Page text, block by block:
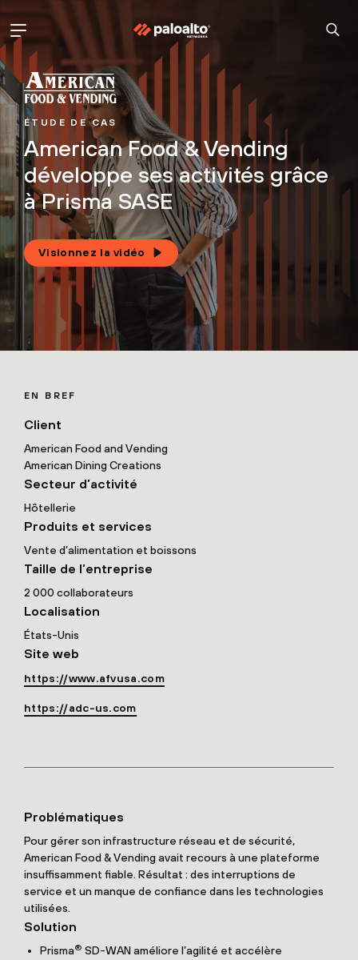
ÉTUDE DE CAS
American Food & Vending
développe ses activités grâce
à Prisma SASE
Visionnez la vidéo
EN BREF
Client
American Food and Vending
American Dining Creations
Secteur d’activité
Hôtellerie
Produits et services
Vente d’alimentation et boissons
Taille de l’entreprise
2 000 collaborateurs
Localisation
États-Unis
Site web
https://www.afvusa.com
https://adc-us.com
Problématiques
Pour gérer son infrastructure réseau et de sécurité,
American Food & Vending avait recours à une plateforme
insuffisamment fiable. Résultat : des interruptions de
service et un manque de confiance dans les technologies
utilisées.
Solution
Prisma® SD-WAN améliore l’agilité et accélère